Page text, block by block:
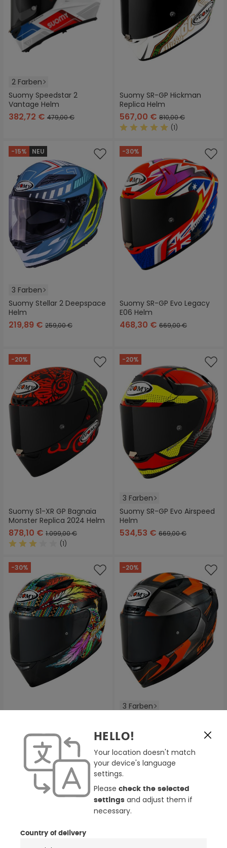
2 Farben
Suomy Speedstar 2
Vantage Helm
382,72 € 479,00 €
Suomy SR-GP Hickman
Replica Helm
567,00 € 810,00 €
(1)
-15% NEU
3 Farben
Suomy Stellar 2 Deepspace
Helm
219,89 € 259,00 €
-30%
Suomy SR-GP Evo Legacy
E06 Helm
468,30 € 669,00 €
-20%
Suomy S1-XR GP Bagnaia
Monster Replica 2024 Helm
878,10 € 1.099,00 €
(1)
-20%
3 Farben
Suomy SR-GP Evo Airspeed
Helm
534,53 € 669,00 €
-30%
363,30 € 519,00 €
Durchschnittliche Bewertung von 3.5 von 5 Sternen
-20%
3 Farben
414,68 €
Durchschnittliche
(1)
NEU -20%
HELLO!
Your location doesn't match
your device's language
settings.
Please check the selected
settings and adjust them if
necessary.
Country of delivery